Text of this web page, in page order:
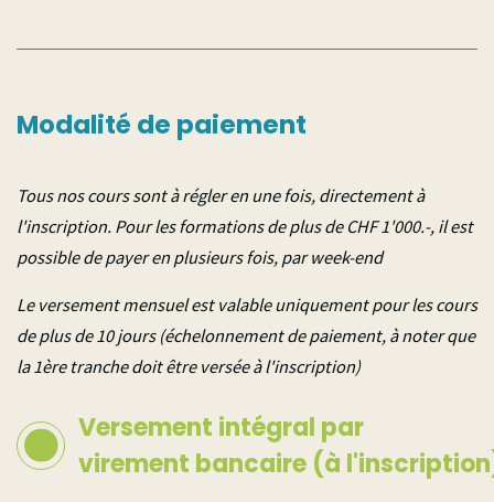
Modalité de paiement
Tous nos cours sont à régler en une fois, directement à
l'inscription. Pour les formations de plus de CHF 1'000.-, il est
possible de payer en plusieurs fois, par week-end
Le versement mensuel est valable uniquement pour les cours
de plus de 10 jours (échelonnement de paiement, à noter que
la 1ère tranche doit être versée à l'inscription)
Versement intégral par
virement bancaire (à